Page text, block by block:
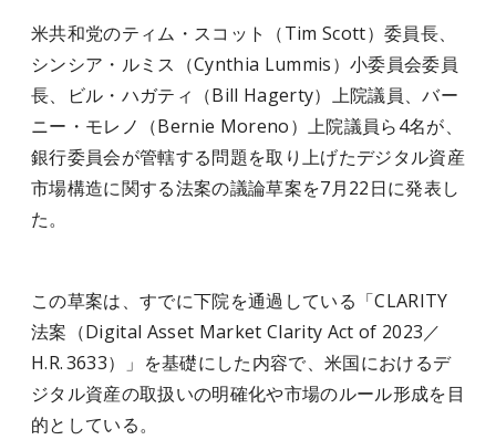
米共和党のティム・スコット（Tim Scott）委員長、
シンシア・ルミス（Cynthia Lummis）小委員会委員
長、ビル・ハガティ（Bill Hagerty）上院議員、バー
ニー・モレノ（Bernie Moreno）上院議員ら4名が、
銀行委員会が管轄する問題を取り上げたデジタル資産
市場構造に関する法案の議論草案を7月22日に発表し
た。
この草案は、すでに下院を通過している「CLARITY
法案（Digital Asset Market Clarity Act of 2023／
H.R. 3633）」を基礎にした内容で、米国におけるデ
ジタル資産の取扱いの明確化や市場のルール形成を目
的としている。